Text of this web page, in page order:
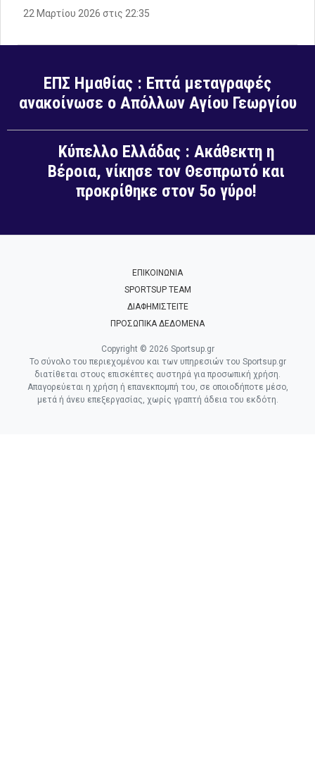
22 Μαρτίου 2026 στις 22:35
ΕΠΣ Ημαθίας : Επτά μεταγραφές
ανακοίνωσε ο Απόλλων Αγίου Γεωργίου
Κύπελλο Ελλάδας : Ακάθεκτη η
Βέροια, νίκησε τον Θεσπρωτό και
προκρίθηκε στον 5ο γύρο!
ΕΠΙΚΟΙΝΩΝΙΑ
SPORTSUP TEAM
ΔΙΑΦΗΜΙΣΤΕΙΤΕ
ΠΡΟΣΩΠΙΚΑ ΔΕΔΟΜΕΝΑ
Copyright © 2026 Sportsup.gr
Το σύνολο του περιεχομένου και των υπηρεσιών του Sportsup.gr
διατίθεται στους επισκέπτες αυστηρά για προσωπική χρήση.
Απαγορεύεται η χρήση ή επανεκπομπή του, σε οποιοδήποτε μέσο,
μετά ή άνευ επεξεργασίας, χωρίς γραπτή άδεια του εκδότη.